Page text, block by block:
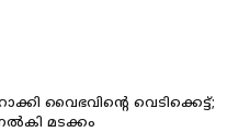
വൈഭവിന്റെ വെടിക്കെട്ട്;
മടക്കം